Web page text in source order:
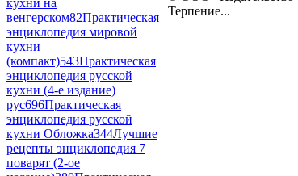
кухни на
венгерском82Практическая
энциклопедия мировой
кухни
(компакт)543Практическая
энциклопедия русской
кухни (4-е издание)
рус696Практическая
энциклопедия русской
кухни Обложка344Лучшие
рецепты энциклопедия 7
поварят (2-ое
Терпение...